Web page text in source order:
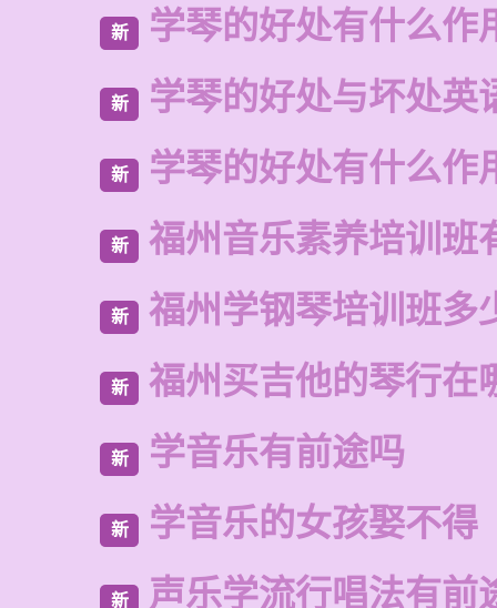
新 学琴的好处有什么作
新 学琴的好处与坏处英
新 学琴的好处有什么作
新 福州音乐素养培训班
新 福州学钢琴培训班多
新 福州买吉他的琴行在
新 学音乐有前途吗
新 学音乐的女孩娶不得
新 声乐学流行唱法有前